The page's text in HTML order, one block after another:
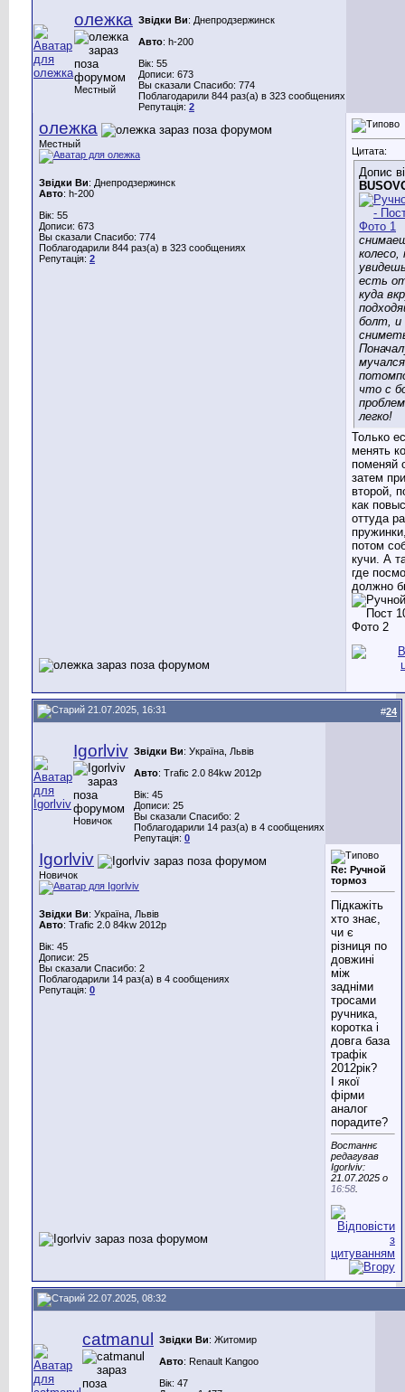
олежка
Местный
Звідки Ви: Днепродзержинск
Авто: h-200
Вік: 55
Дописи: 673
Вы сказали Спасибо: 774
Поблагодарили 844 раз(а) в 323 сообщениях
Репутація: 2
олежка
Местный
Звідки Ви: Днепродзержинск
Авто: h-200
Вік: 55
Дописи: 673
Вы сказали Спасибо: 774
Поблагодарили 844 раз(а) в 323 сообщениях
Репутація: 2
Цитата:
Допис
есть
куда
болт, и
мучался
что с
легко!
Только
менять
поменяй
затем
второй,
как
оттуда
потом
кучи. А
где
должно
21.07.2025, 16:31 #24
Igorlviv
Новичок
Звідки Ви: Україна, Львів
Авто: Trafic 2.0 84kw 2012р
Вік: 45
Дописи: 25
Вы сказали Спасибо: 2
Поблагодарили 14 раз(а) в 4 сообщениях
Репутація: 0
Igorlviv
Новичок
Звідки Ви: Україна, Львів
Авто: Trafic 2.0 84kw 2012р
Вік: 45
Дописи: 25
Вы сказали Спасибо: 2
Поблагодарили 14 раз(а) в 4 сообщениях
Репутація: 0
Re: Ручной
тормоз
Підкажіть
хто знає,
чи є
різниця по
довжині
між
задніми
тросами
ручника,
коротка і
довга база
трафік
2012рік?
І якої
фірми
аналог
порадите?
Востаннє
редагував
Igorlviv:
21.07.2025 о
16:58
22.07.2025, 08:32
catmanul Звідки Ви: Житомир
Авто: Renault Kangoo
Вік: 47